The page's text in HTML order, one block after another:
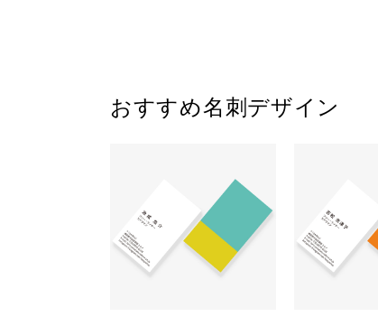
おすすめ名刺デザイン